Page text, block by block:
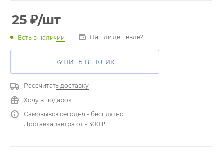
25 ₽/шт
Есть в наличии Нашли дешевле?
КУПИТЬ В 1 КЛИК
Рассчитать доставку
Хочу в подарок
Самовывоз сегодня - бесплатно
Доставка завтра от - 300 ₽